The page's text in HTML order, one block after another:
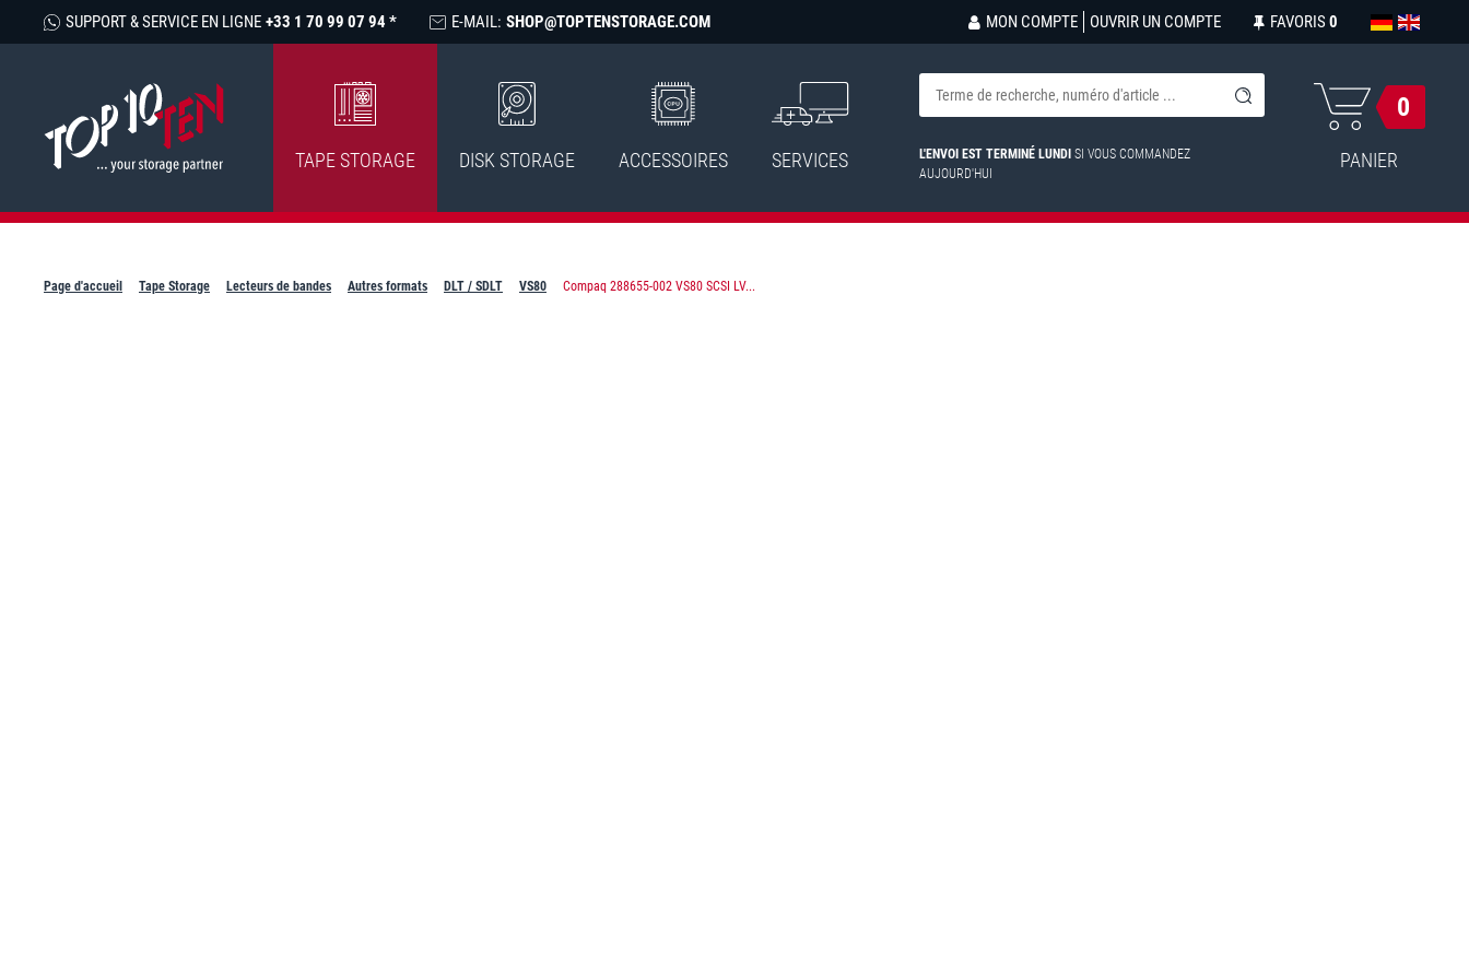
SUPPORT & SERVICE EN LIGNE +33 1 70 99 07 94 * E-MAIL: SHOP@TOPTENSTORAGE.COM MON COMPTE OUVRIR UN COMPTE FAVORIS 0
TAPE STORAGE DISK STORAGE ACCESSOIRES SERVICES L'ENVOI EST TERMINÉ LUNDI SI VOUS COMMANDEZ
AUJOURD'HUI
0
PANIER
Page d'accueil Tape Storage Lecteurs de bandes Autres formats DLT / SDLT VS80 Compaq 288655-002 VS80 SCSI LV...